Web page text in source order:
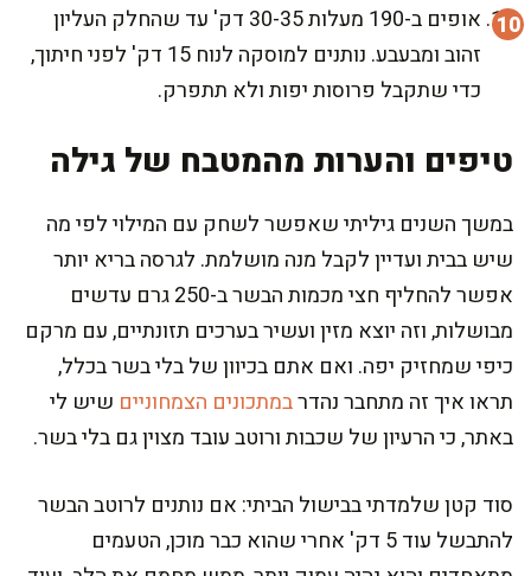
אופים ב-190 מעלות 30-35 דק' עד שהחלק העליון
זהוב ומבעבע. נותנים למוסקה לנוח 15 דק' לפני חיתוך,
כדי שתקבל פרוסות יפות ולא תתפרק.
טיפים והערות מהמטבח של גילה
במשך השנים גיליתי שאפשר לשחק עם המילוי לפי מה
שיש בבית ועדיין לקבל מנה מושלמת. לגרסה בריא יותר
אפשר להחליף חצי מכמות הבשר ב-250 גרם עדשים
מבושלות, וזה יוצא מזין ועשיר בערכים תזונתיים, עם מרקם
כיפי שמחזיק יפה. ואם אתם בכיוון של בלי בשר בכלל,
תראו איך זה מתחבר נהדרבמתכונים הצמחוניים שיש לי
באתר, כי הרעיון של שכבות ורוטב עובד מצוין גם בלי בשר.
סוד קטן שלמדתי בבישול הביתי: אם נותנים לרוטב הבשר
להתבשל עוד 5 דק' אחרי שהוא כבר מוכן, הטעמים